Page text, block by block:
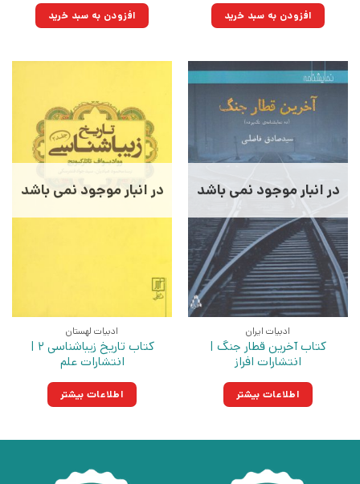
۳۵۰,۰۰۰تومان
بود.
۲۴۳,۲۵۰تومان.افزودن به سبد خرید ۴۲۰,۰۰۰تومان
بود.
۲۹۱,۹۰۰تومان.افزودن به سبد خرید
در انبار موجود نمی باشد
ادبیات ایران
کتاب آخرین قطار جنگ |
انتشارات افراز
اطلاعات بیشتر
در انبار موجود نمی باشد
ادبیات لهستان
کتاب تاریخ زیباشناسی 2 |
انتشارات علم
اطلاعات بیشتر